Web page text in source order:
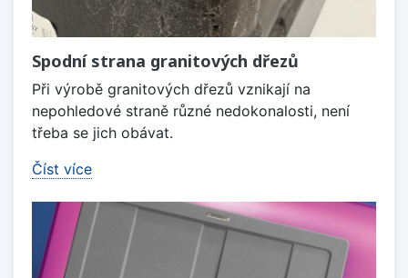
Spodní strana granitových dřezů
Při výrobě granitových dřezů vznikají na
nepohledové straně různé nedokonalosti, není
třeba se jich obávat.
Číst více